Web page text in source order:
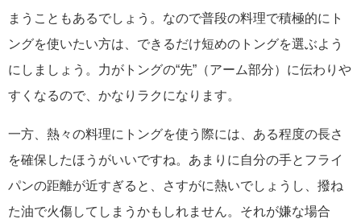
まうこともあるでしょう。なので普段の料理で積極的にト
ングを使いたい方は、できるだけ短めのトングを選ぶよう
にしましょう。力がトングの“先”（アーム部分）に伝わりや
すくなるので、かなりラクになります。
一方、熱々の料理にトングを使う際には、ある程度の長さ
を確保したほうがいいですね。あまりに自分の手とフライ
パンの距離が近すぎると、さすがに熱いでしょうし、撥ね
た油で火傷してしまうかもしれません。それが嫌な場合